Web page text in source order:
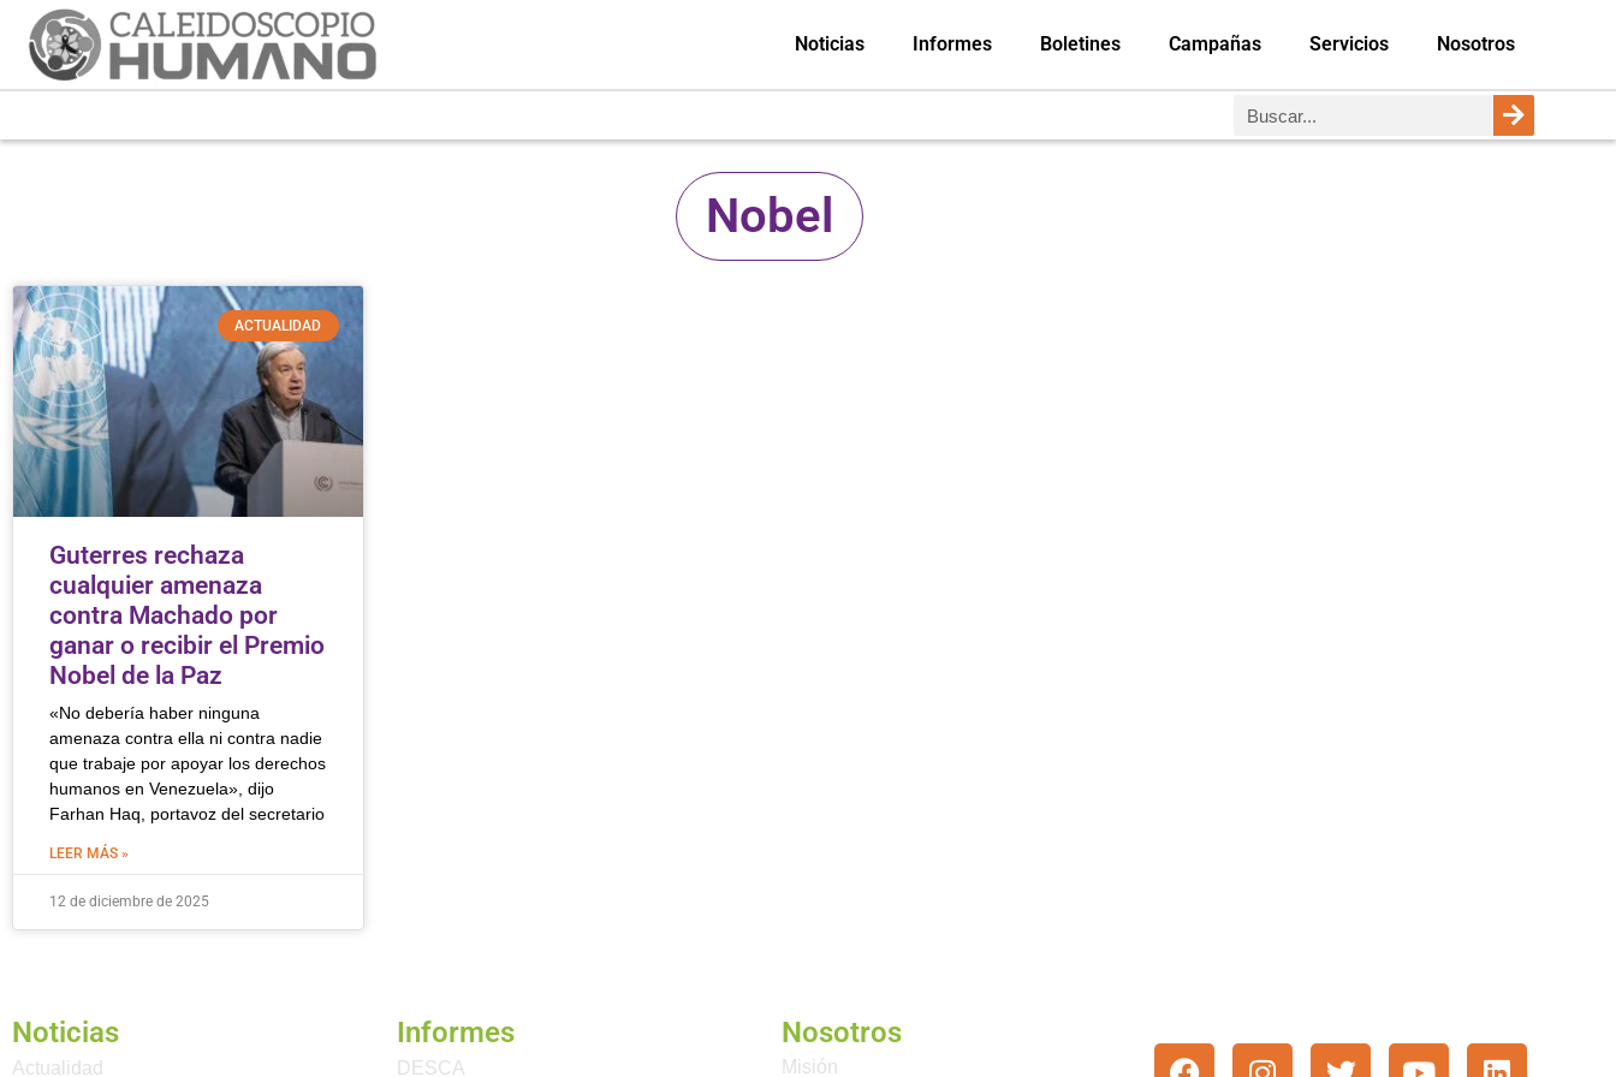
Noticias Informes Boletines Campañas Servicios Nosotros
Nobel
ACTUALIDAD
Guterres rechaza
cualquier amenaza
contra Machado por
ganar o recibir el Premio
Nobel de la Paz
«No debería haber ninguna
amenaza contra ella ni contra nadie
que trabaje por apoyar los derechos
humanos en Venezuela», dijo
Farhan Haq, portavoz del secretario
LEER MÁS »
12 de diciembre de 2025
Noticias
Actualidad
Informes
DESCA
Nosotros
Misión